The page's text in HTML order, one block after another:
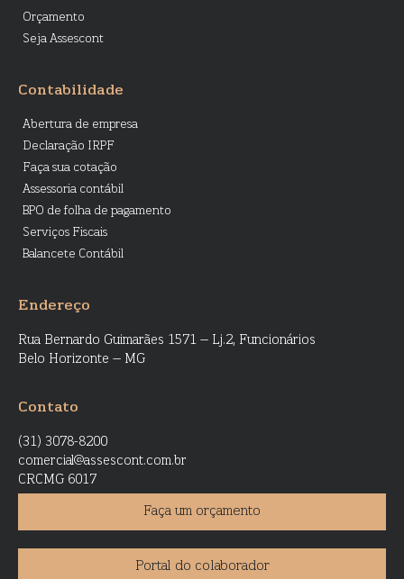
Orçamento
Seja Assescont
Contabilidade
Abertura de empresa
Declaração IRPF
Faça sua cotação
Assessoria contábil
BPO de folha de pagamento
Serviços Fiscais
Balancete Contábil
Endereço
Rua Bernardo Guimarães 1571 – Lj.2, Funcionários
Belo Horizonte – MG
Contato
(31) 3078-8200
comercial@assescont.com.br
CRCMG 6017
Faça um orçamento
Portal do colaborador